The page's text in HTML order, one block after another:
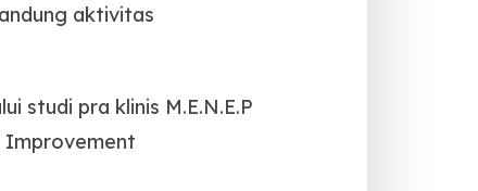
aktivitas
studi pra klinis M.E.N.E.P
Improvement